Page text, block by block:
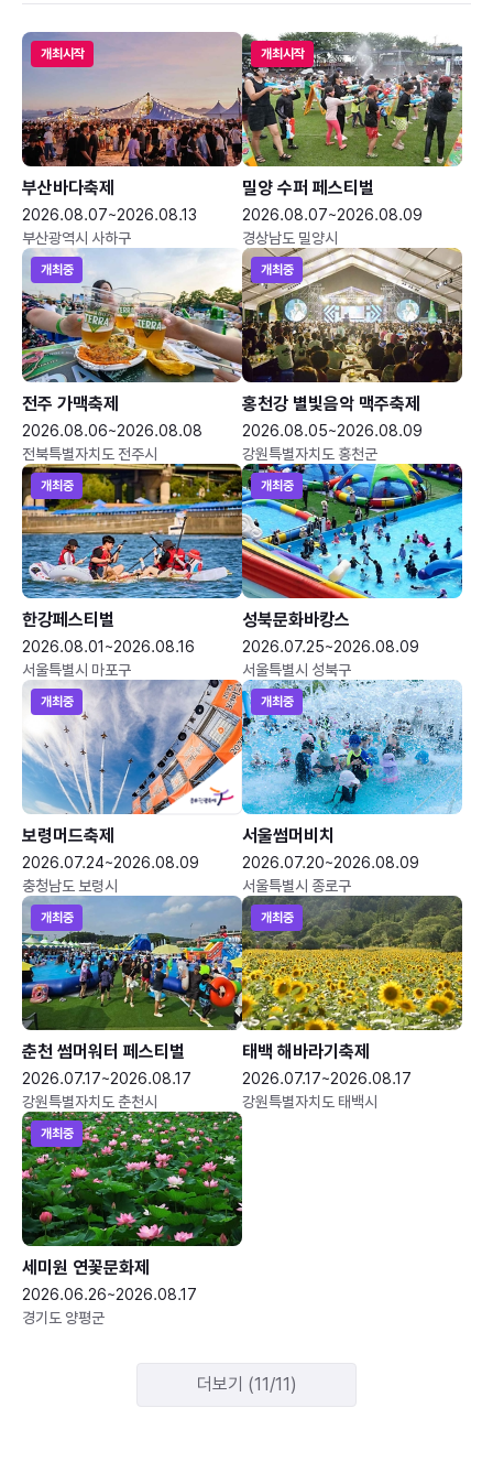
개최시작
부산바다축제
2026.08.07~2026.08.13
부산광역시 사하구
개최시작
밀양 수퍼 페스티벌
2026.08.07~2026.08.09
경상남도 밀양시
개최중
전주 가맥축제
2026.08.06~2026.08.08
전북특별자치도 전주시
개최중
홍천강 별빛음악 맥주축제
2026.08.05~2026.08.09
강원특별자치도 홍천군
개최중
한강페스티벌
2026.08.01~2026.08.16
서울특별시 마포구
개최중
성북문화바캉스
2026.07.25~2026.08.09
서울특별시 성북구
개최중
보령머드축제
2026.07.24~2026.08.09
충청남도 보령시
개최중
서울썸머비치
2026.07.20~2026.08.09
서울특별시 종로구
개최중
춘천 썸머워터 페스티벌
2026.07.17~2026.08.17
강원특별자치도 춘천시
개최중
태백 해바라기축제
2026.07.17~2026.08.17
강원특별자치도 태백시
개최중
세미원 연꽃문화제
2026.06.26~2026.08.17
경기도 양평군
더보기 (11/11)